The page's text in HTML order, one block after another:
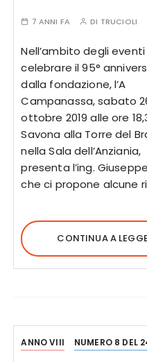
7 ANNI FA DI TRUCIOLI
Nell’ambito degli
celebrare il 95°
dalla fondazione, l’A
Campanassa, sabato
ottobre 2019 alle ore
Savona alla Torre del
nella Sala dell’Anziania,
presenta l’ing.
che ci propone alcune
CONTINUA A
ANNO VIII NUMERO 8 DEL